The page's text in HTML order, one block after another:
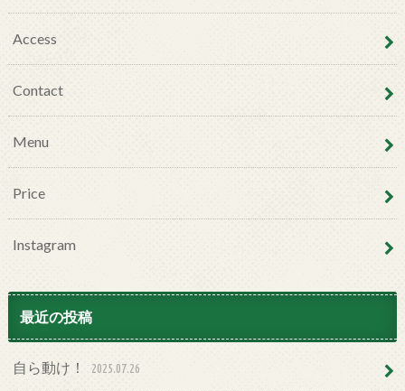
Access
Contact
Menu
Price
Instagram
最近の投稿
自ら動け！ 2025.07.26